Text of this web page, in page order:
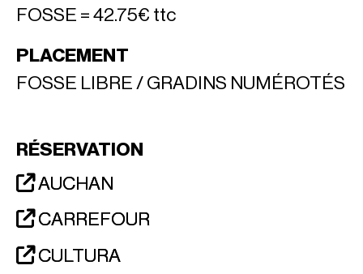
FOSSE = 42.75€ ttc
PLACEMENT
FOSSE LIBRE / GRADINS NUMÉROTÉS
RÉSERVATION
AUCHAN
CARREFOUR
CULTURA